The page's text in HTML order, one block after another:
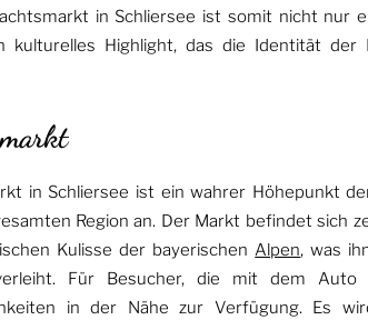
in Schliersee ist somit nicht nur
kulturelles Highlight, das die Identität der
in Schliersee ist ein wahrer Höhepunkt
Region an. Der Markt befindet sich
Kulisse der bayerischenAlpen, was
Für Besucher, die mit dem Auto
in der Nähe zur Verfügung. Es